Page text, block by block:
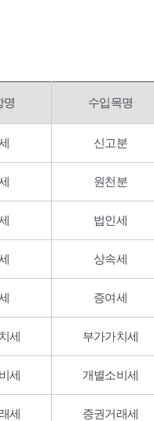
명 수입목명
신고분
원천분
법인세
상속세
증여세
세 부가가치세
세 개별소비세
세 증권거래세